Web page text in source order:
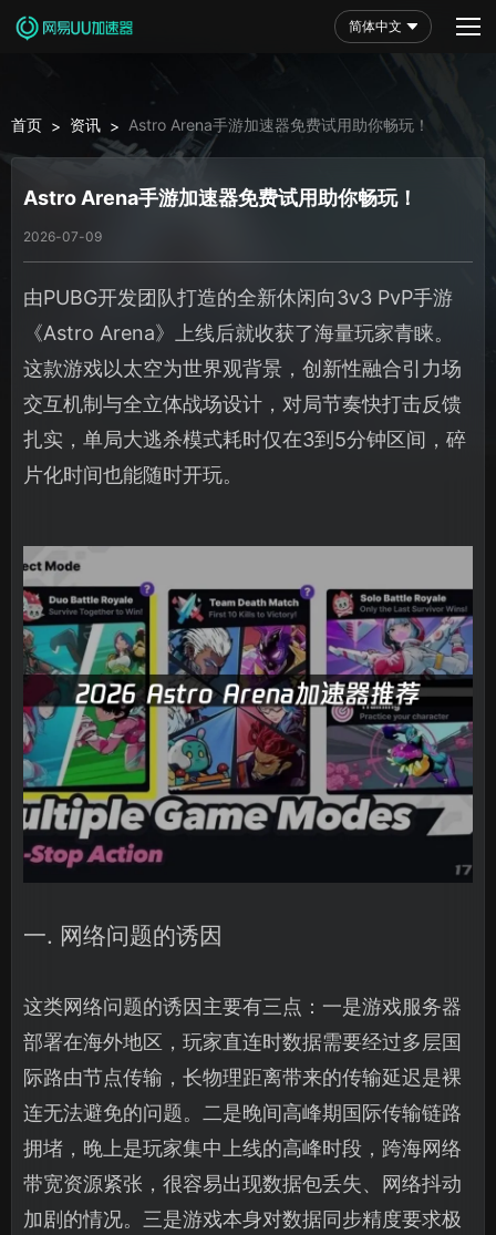
简体中文
首页 > 资讯 > Astro Arena手游加速器免费试用助你畅玩！
Astro Arena手游加速器免费试用助你畅玩！
2026-07-09
由PUBG开发团队打造的全新休闲向3v3 PvP手游
《Astro Arena》上线后就收获了海量玩家青睐。
这款游戏以太空为世界观背景，创新性融合引力场
交互机制与全立体战场设计，对局节奏快打击反馈
扎实，单局大逃杀模式耗时仅在3到5分钟区间，碎
片化时间也能随时开玩。
一. 网络问题的诱因
这类网络问题的诱因主要有三点：一是游戏服务器
部署在海外地区，玩家直连时数据需要经过多层国
际路由节点传输，长物理距离带来的传输延迟是裸
连无法避免的问题。二是晚间高峰期国际传输链路
拥堵，晚上是玩家集中上线的高峰时段，跨海网络
带宽资源紧张，很容易出现数据包丢失、网络抖动
加剧的情况。三是游戏本身对数据同步精度要求极